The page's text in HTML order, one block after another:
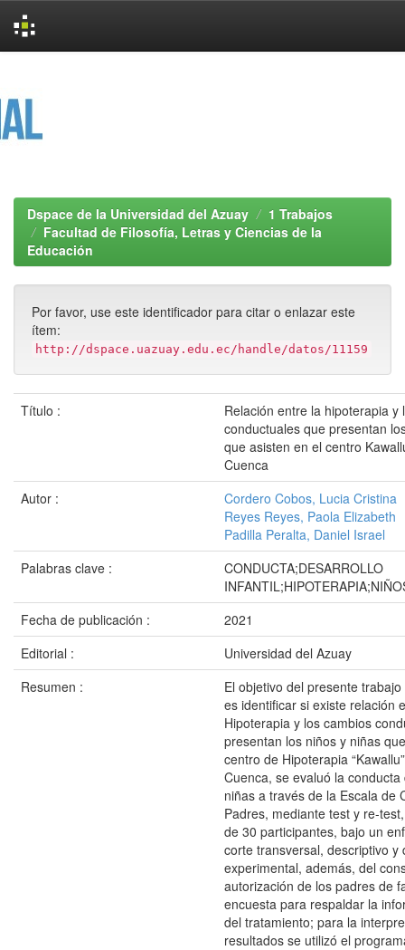
Dspace de la Universidad del Azuay
1 Trabajos
Facultad de Filosofía, Letras y Ciencias de la
Educación
Por favor, use este identificador para citar o enlazar este
ítem:
http://dspace.uazuay.edu.ec/handle/datos/11159
Título :
Relación entre la hipoterapia y
conductuales que presentan
que asisten en el centro
Cuenca
Autor :
Cordero Cobos, Lucia Cristina
Reyes Reyes, Paola Elizabeth
Padilla Peralta, Daniel Israel
Palabras clave :
CONDUCTA;DESARROLLO
Fecha de publicación :
2021
Editorial :
Universidad del Azuay
Resumen :
El objetivo del presente
es identificar si existe relación
Hipoterapia y los cambios
presentan los niños y niñas
centro de Hipoterapia
Cuenca, se evaluó la
niñas a través de la Escala de
Padres, mediante test y re-
de 30 participantes, bajo un
corte transversal, descriptivo y
experimental, además, del
autorización de los padres de
encuesta para respaldar la
del tratamiento; para la
resultados se utilizó el